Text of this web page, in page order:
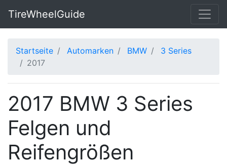
TireWheelGuide
Startseite Automarken BMW
3 Series
2017
2017 BMW 3 Series
Felgen und
Reifengrößen